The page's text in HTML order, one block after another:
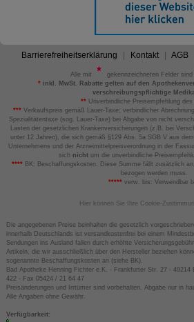
Barrierefreiheitserklärung Kontakt AGB
Alle mit
gekennzeichneten Felder
*inkl. MwSt. Rabatte gelten auf den
verschreibungspflichtige
** Unverbindliche Preisempfehlung
*** Verkaufspreis gemäß Lauer-Taxe; verbindlicher
Spezialitätentaxe (sog. Lauer-Taxe) bei Abgabe von nicht
Lasten der gesetzlichen Krankenversicherungen (z.B. bei
unter 12 Jahren), die sich gemäß §129 Abs. 5a SGB V aus
Unternehmens und der Arzneimittelpreisverordnung in der
sich nicht um die unverbindliche
****BK: Beschaffungskosten. Diese Summe fällt zusätzlich
bezogen werden muss.
*****verw. bis: Verwendbar
Hier können Sie Ihre Cookie-
Die angegebenen Preise beinhalten die gesetzlich
innerhalb Deutschlands ist versandkostenfrei bei einem
Sendungen ins Ausland fallen durch erhöhte
Artikeln, die wir ausschließlich über den Hersteller beziehen
sogenannte Beschaffungskosten an (siehe BK).
Bad Apotheke Henning Fichter e.K. - Frankfurter Str. 27 - 49214
422 - Fax 05424 / 21 64 47
Preisänderungen und Irrtümer sind vorbehalten. Abgabe nur in
Alle Angaben ohne Gewähr.
Verfügbarkeit: